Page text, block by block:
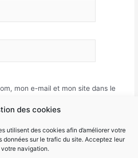
des cookies
utilisent des cookies afin d’améliorer votre
données sur le trafic du site. Acceptez leur
navigation.
mon e-mail et mon site dans le